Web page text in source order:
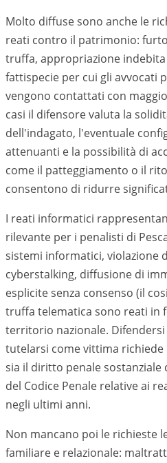
Molto diffuse sono anche le
reati contro il patrimonio:
truffa, appropriazione
fattispecie per cui gli avvocati
vengono contattati con
casi il difensore valuta la
dell'indagato, l'eventuale
attenuanti e la possibilità di
come il patteggiamento o il
consentono di ridurre
I reati informatici
rilevante per i penalisti di
sistemi informatici, violazione
cyberstalking, diffusione di
esplicite senza consenso (il
truffa telematica sono reati in
territorio nazionale. Difendersi
tutelarsi come vittima richiede
sia il diritto penale sostanziale
del Codice Penale relative ai
negli ultimi anni.
Non mancano poi le richieste
familiare e relazionale: